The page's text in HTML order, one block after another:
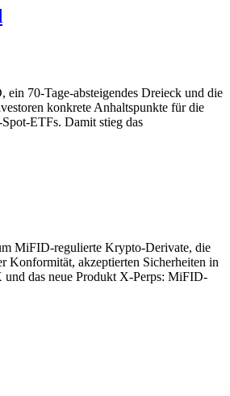
70-Tage-absteigendes Dreieck und die
konkrete Anhaltspunkte für die
ETFs. Damit stieg das
MiFID-regulierte Krypto-Derivate, die
Konformität, akzeptierten Sicherheiten in
das neue Produkt X-Perps: MiFID-